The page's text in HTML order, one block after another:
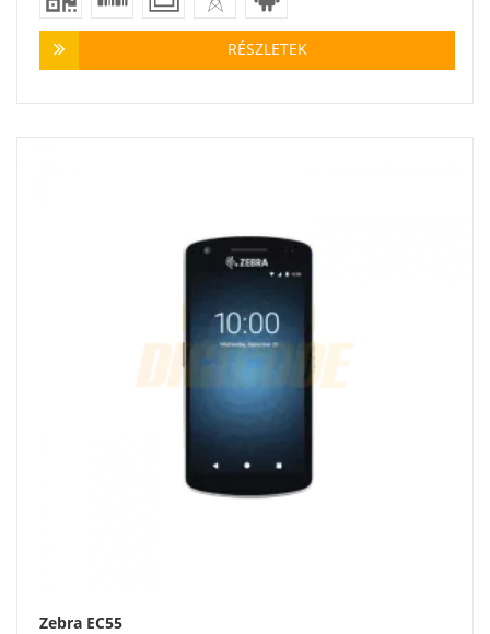
RÉSZLETEK
Zebra EC55